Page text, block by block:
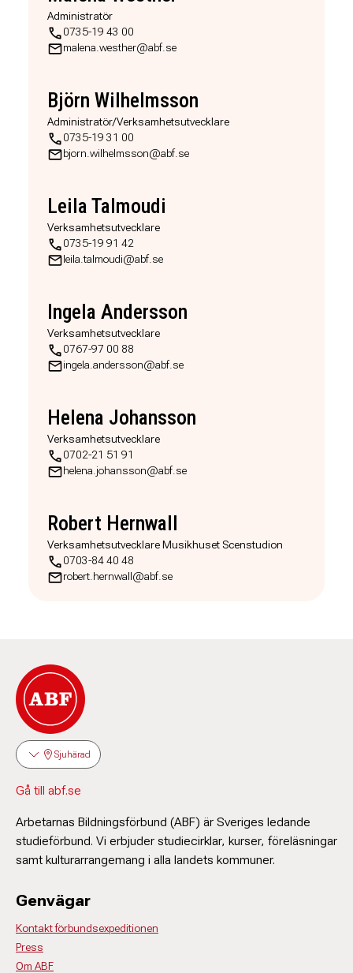
Administratör
0735-19 43 00
malena.westher@abf.se
Björn Wilhelmsson
Administratör/Verksamhetsutvecklare
0735-19 31 00
bjorn.wilhelmsson@abf.se
Leila Talmoudi
Verksamhetsutvecklare
0735-19 91 42
leila.talmoudi@abf.se
Ingela Andersson
Verksamhetsutvecklare
0767-97 00 88
ingela.andersson@abf.se
Helena Johansson
Verksamhetsutvecklare
0702-21 51 91
helena.johansson@abf.se
Robert Hernwall
Verksamhetsutvecklare Musikhuset Scenstudion
0703-84 40 48
robert.hernwall@abf.se
Sjuhärad
Gå till abf.se
Arbetarnas Bildningsförbund (ABF) är Sveriges ledande
studieförbund. Vi erbjuder studiecirklar, kurser, föreläsningar
samt kulturarrangemang i alla landets kommuner.
Genvägar
Kontakt förbundsexpeditionen
Press
Om ABF